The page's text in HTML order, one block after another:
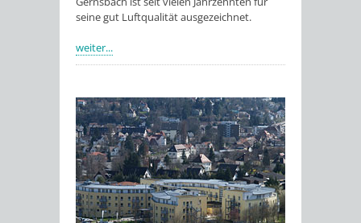
seine gut Luftqualität ausgezeichnet.
weiter...